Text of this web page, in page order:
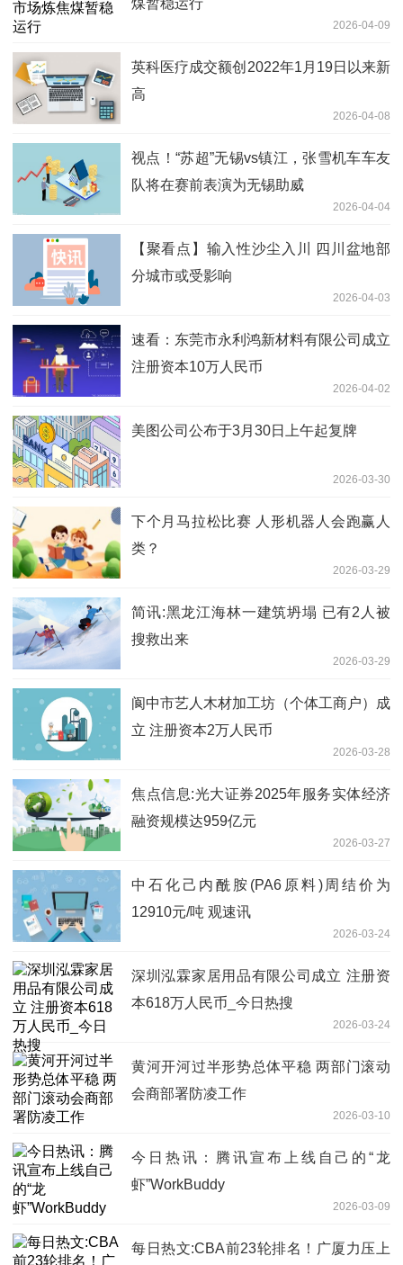
2026-04-09
英科医疗成交额创2022年1月19日以来新
高
2026-04-08
视点！“苏超”无锡vs镇江，张雪机车车友
队将在赛前表演为无锡助威
2026-04-04
【聚看点】输入性沙尘入川 四川盆地部
分城市或受影响
2026-04-03
速看：东莞市永利鸿新材料有限公司成立
注册资本10万人民币
2026-04-02
美图公司公布于3月30日上午起复牌
2026-03-30
下个月马拉松比赛 人形机器人会跑赢人
类？
2026-03-29
简讯:黑龙江海林一建筑坍塌 已有2人被
搜救出来
2026-03-29
阆中市艺人木材加工坊（个体工商户）成
立 注册资本2万人民币
2026-03-28
焦点信息:光大证券2025年服务实体经济
融资规模达959亿元
2026-03-27
中石化己内酰胺(PA6原料)周结价为
12910元/吨 观速讯
2026-03-24
深圳泓霖家居用品有限公司成立 注册资
本618万人民币_今日热搜
2026-03-24
黄河开河过半形势总体平稳 两部门滚动
会商部署防凌工作
2026-03-10
今日热讯：腾讯宣布上线自己的“龙
虾”WorkBuddy
2026-03-09
每日热文:CBA前23轮排名！广厦力压上